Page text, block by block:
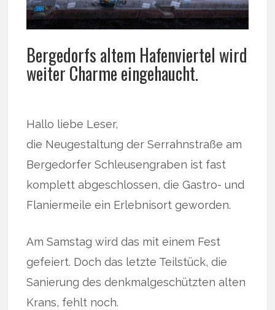
Bergedorfs altem Hafenviertel wird
weiter Charme eingehaucht.
Hallo liebe Leser,
die Neugestaltung der Serrahnstraße am
Bergedorfer Schleusengraben ist fast
komplett abgeschlossen, die Gastro- und
Flaniermeile ein Erlebnisort geworden.
Am Samstag wird das mit einem Fest
gefeiert. Doch das letzte Teilstück, die
Sanierung des denkmalgeschützten alten
Krans, fehlt noch.